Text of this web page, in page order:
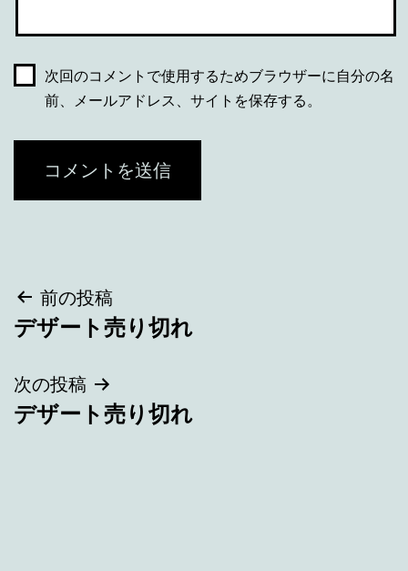
次回のコメントで使用するためブラウザーに自分の名
前、メールアドレス、サイトを保存する。
投
稿
ナ
ビ
前の投稿
デザート売り切れ
次の投稿
デザート売り切れ